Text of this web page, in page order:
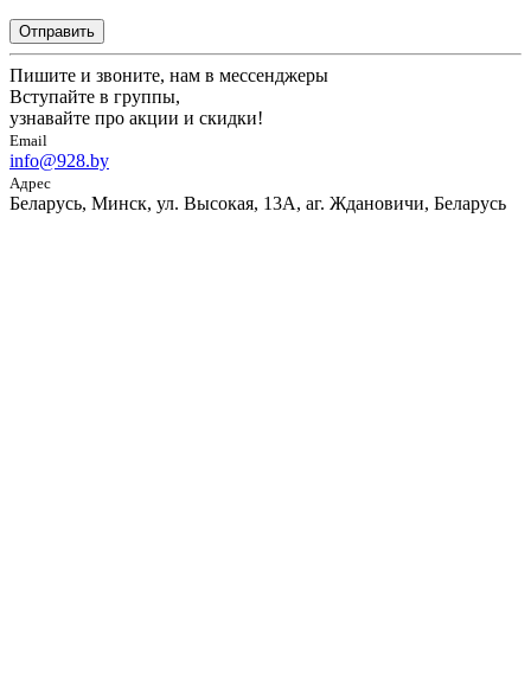
Отправить
Пишите и звоните, нам в мессенджеры
Вступайте в группы,
узнавайте про акции и скидки!
Email
info@928.by
Адрес
Беларусь, Минск, ул. Высокая, 13А, аг. Ждановичи, Беларусь